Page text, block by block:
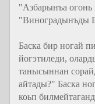
"Азбарынъа
"Виноградынъды
Баска бир ногай
йогэтиледи,
танысыннан
айтады?" Баска
коьп